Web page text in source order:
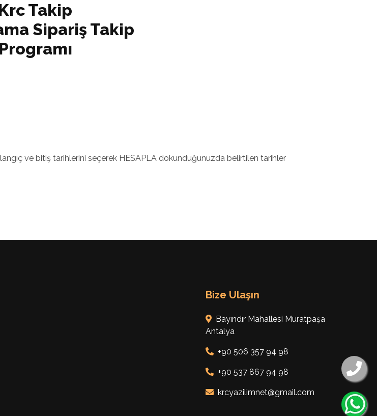
Takip
Sipariş Takip
Programı
ve bitiş tarihlerini seçerek HESAPLA dokunduğunuzda belirtilen tarihler
Bize Ulaşın
Bayındır Mahallesi Muratpaşa
Antalya
+90 506 357 94 98
+90 537 867 94 98
krcyazilimnet@gmail.com